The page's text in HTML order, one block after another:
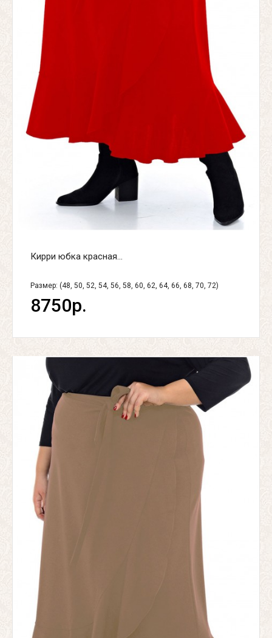
Кирри юбка красная...
Размер: (48, 50, 52, 54, 56, 58, 60, 62, 64, 66, 68, 70, 72)
8750р.